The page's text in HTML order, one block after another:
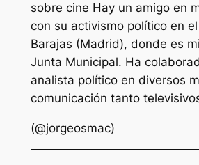
sobre cine Hay un amigo en
con su activismo político en
Barajas (Madrid), donde es
Junta Municipal. Ha
analista político en diversos
comunicación tanto
(@jorgeosmac)